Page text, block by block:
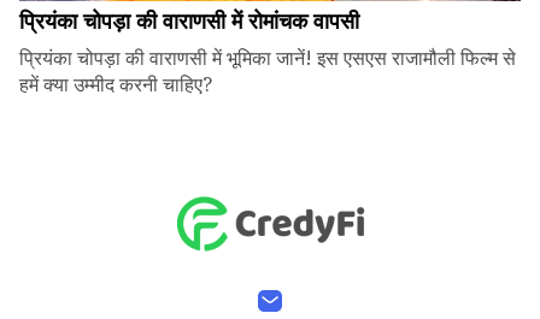
प्रियंका चोपड़ा की वाराणसी में रोमांचक वापसी
प्रियंका चोपड़ा की वाराणसी में भूमिका जानें! इस एसएस राजामौली फिल्म से
हमें क्या उम्मीद करनी चाहिए?